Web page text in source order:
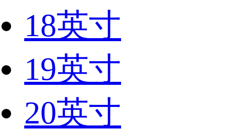
18英寸
19英寸
20英寸